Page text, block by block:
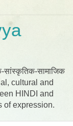
सांस्कृतिक-सामाजिक
cultural and
HINDI and
of expression.